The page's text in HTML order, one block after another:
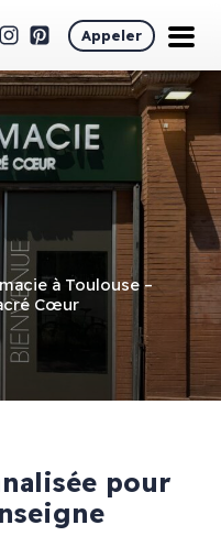
Appeler
à Toulouse –
Cœur
pour